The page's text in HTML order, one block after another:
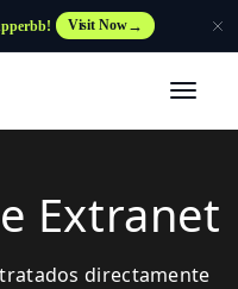
Visit Now
Extranet
directamente